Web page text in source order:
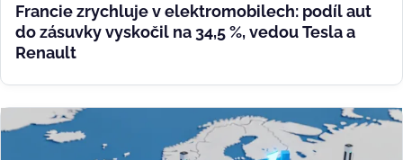
Francie zrychluje v elektromobilech: podíl aut
do zásuvky vyskočil na 34,5 %, vedou Tesla a
Renault